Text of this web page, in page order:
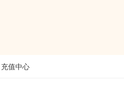
充值中心